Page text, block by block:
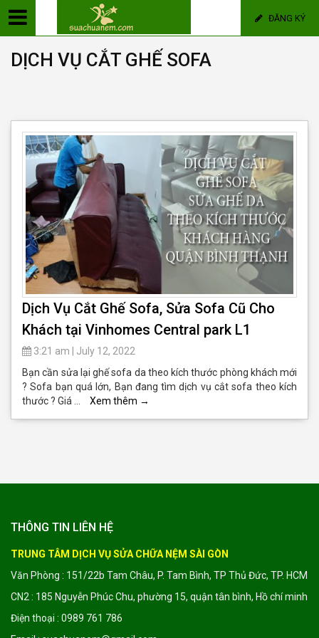
ĐĂNG KÝ
DỊCH VỤ CẮT GHẾ SOFA
Dịch Vụ Cắt Ghế Sofa, Sửa Sofa Cũ Cho
Khách tại Vinhomes Central park L1
3:21 am
July 12, 2022
Bạn cần sửa lại ghế sofa da theo kích thước phòng khách mới
? Sofa bạn quá lớn, Bạn đang tìm dịch vụ cắt sofa theo kích
thước ? Giá …
Xem thêm →
THÔNG TIN LIÊN HỆ
TRUNG TÂM DỊCH VỤ SỬA CHỮA NỆM SÀI GÒN
Văn Phòng : 151/22b Tam Châu, P. Tam Bình, TP Thủ Đức, TP. HCM
CN2 : 185 Nguyễn Phúc Chu, phường 15, quận tân bình, Hồ chí minh
Điện thoại : 0989 761 786